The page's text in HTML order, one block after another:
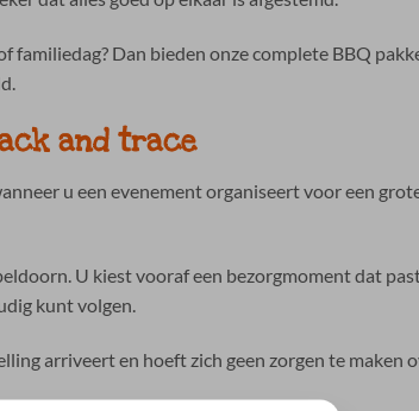
Dan bieden onze complete BBQ
and trace
u een evenement organiseert voor een
U kiest vooraf een bezorgmoment dat
kunt volgen.
arriveert en hoeft zich geen zorgen te maken